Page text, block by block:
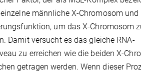
männliche X-Chromosom
um das X-Chromosom
Damit versucht es das gleiche RNA-
zu erreichen wie die beiden X-
getragen werden. Wenn dieser